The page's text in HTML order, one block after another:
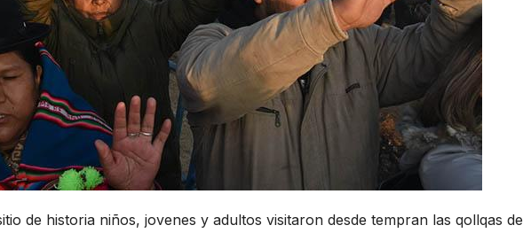
de historia niños, jovenes y adultos visitaron desde tempran las qollqas de